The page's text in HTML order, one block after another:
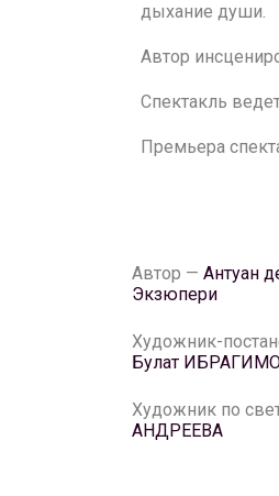
дыхание души.
Автор
Спектакль
Премьера
Автор — Антуан
Экзюпери
Художник-
Булат
Художник по
АНДРЕЕВА